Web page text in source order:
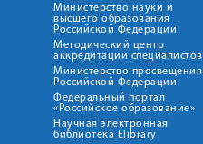
Министерство науки и
высшего образования
Российской Федерации
Методический центр
аккредитации специалистов
Министерство просвещения
Российской Федерации
Федеральный портал
«Российское образование»
Научная электронная
библиотека Elibrary